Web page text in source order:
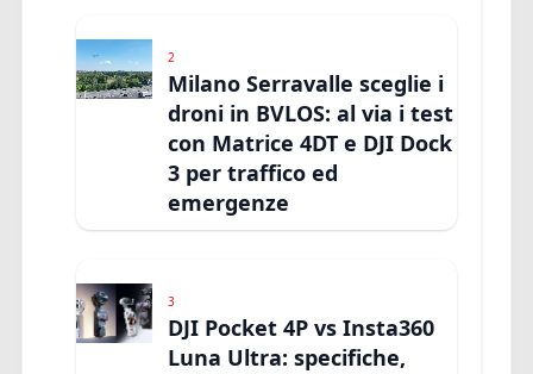
2
Milano Serravalle sceglie i
droni in BVLOS: al via i test
con Matrice 4DT e DJI Dock
3 per traffico ed
emergenze
3
DJI Pocket 4P vs Insta360
Luna Ultra: specifiche,